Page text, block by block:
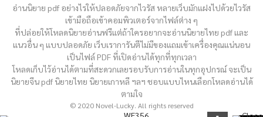
อ่านนิยาย pdf อย่างไรให้ปลอดภัยจากไวรัส หลายเว็บมักแฝงไปด้วยไวรัส
เข้ามือถือเข้าคอมพิวเตอร์จากไฟล์ต่าง ๆ
ที่ปล่อยให้โหลดนิยายอ่านฟรีแต่ถ้าใครอยากจะอ่านนิยายไทย pdf และ
แนวอื่น ๆ แบบปลอดภัย เว็บเราการันตีไม่มีของแถมเข้าเครื่องคุณแน่นอน
เป็นไฟล์ PDF ที่เปิดอ่านได้ทุกที่ทุกเวลา
โหลดเก็บไว้อ่านได้ตามที่สะดวกเลยรอบรับการอ่านในทุกอุปกรณ์ จะเป็น
นิยายจีน pdf นิยายไทย นิยายเกาหลี ฯลฯ ชอบแบบไหนเลือกโหลดอ่านได้
ตามใจ
© 2020 Novel-Lucky. All rights reserved